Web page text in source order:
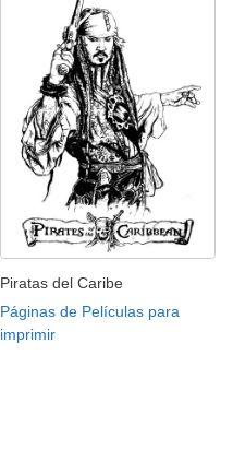
Piratas del Caribe
Páginas de Películas para
imprimir